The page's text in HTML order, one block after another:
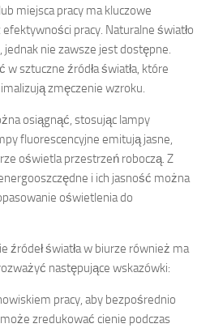
miejsca pracy ma kluczowe
pracy. Naturalne światło
nie zawsze jest dostępne.
sztuczne źródła światła, które
zmęczenie wzroku.
osiągnąć, stosując lampy
fluorescencyjne emitują jasne,
oświetla przestrzeń roboczą. Z
i ich jasność można
oświetlenia do
źródeł światła w biurze również ma
następujące wskazówki:
pracy, aby bezpośrednio
zredukować cienie podczas